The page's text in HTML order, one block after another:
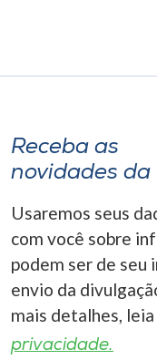
Selecione
o idioma
Receba as
novidades da
Usaremos seus
com você sobre
podem ser de seu
envio da
mais detalhes, leia
privacidade.